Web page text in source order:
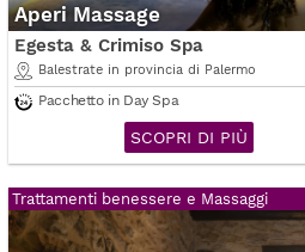
Aperi Massage
Egesta & Crimiso Spa
Balestrate in provincia di Palermo
Pacchetto in Day Spa
SCOPRI DI PIÙ
Trattamenti benessere e Massaggi